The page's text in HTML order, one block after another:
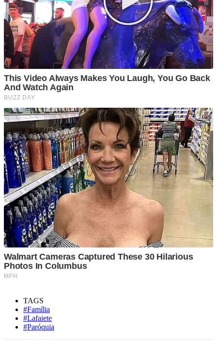
TAGS
#Família
#Lafaiete
#Paróquia